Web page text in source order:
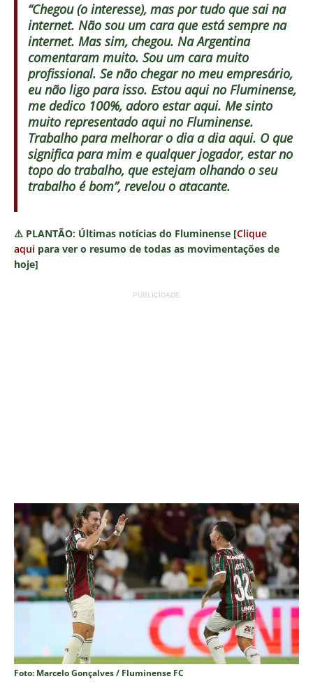
“Chegou (o interesse), mas por tudo que sai na
internet. Não sou um cara que está sempre na
internet. Mas sim, chegou. Na Argentina
comentaram muito. Sou um cara muito
profissional. Se não chegar no meu empresário,
eu não ligo para isso. Estou aqui no Fluminense,
me dedico 100%, adoro estar aqui. Me sinto
muito representado aqui no Fluminense.
Trabalho para melhorar o dia a dia aqui. O que
significa para mim e qualquer jogador, estar no
topo do trabalho, que estejam olhando o seu
trabalho é bom”, revelou o atacante.
⚠️ PLANTÃO: Últimas notícias do Fluminense [Clique
aqui para ver o resumo de todas as movimentações de
hoje]
PUBLICIDADE
Foto: Marcelo Gonçalves / Fluminense FC